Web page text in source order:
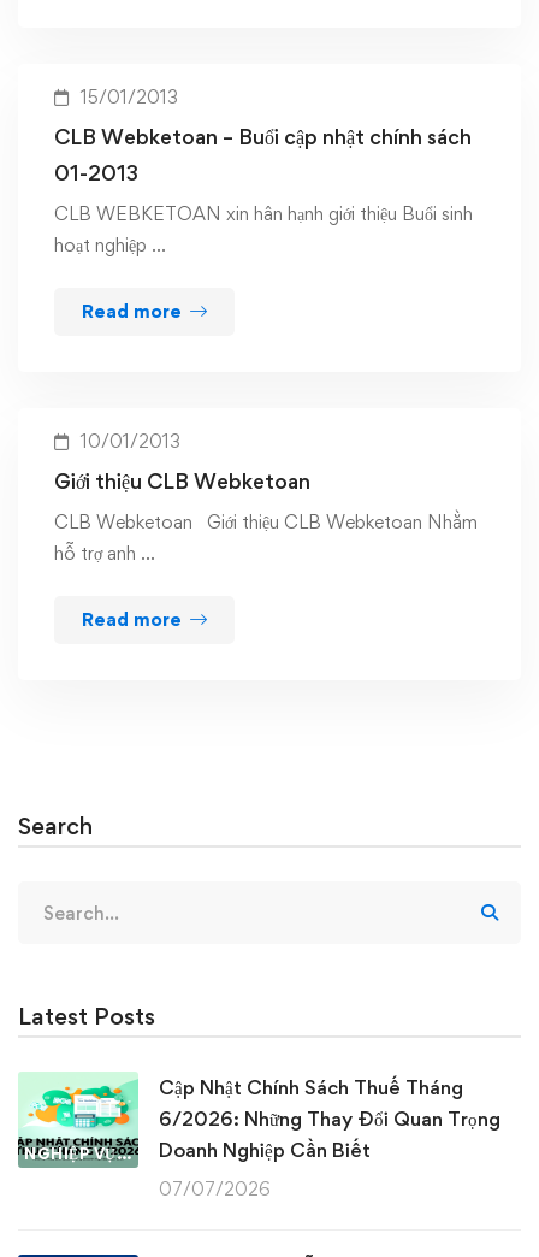
15/01/2013
CLB Webketoan – Buổi cập nhật chính sách
01-2013
CLB WEBKETOAN xin hân hạnh giới thiệu Buổi sinh
hoạt nghiệp …
Read more
10/01/2013
Giới thiệu CLB Webketoan
CLB Webketoan Giới thiệu CLB Webketoan Nhằm
hỗ trợ anh …
Read more
Search
for:
Latest Posts
NGHIỆP VỤ KẾ TOÁN & THUẾ
Cập Nhật Chính Sách Thuế Tháng
6/2026: Những Thay Đổi Quan Trọng
Doanh Nghiệp Cần Biết
07/07/2026